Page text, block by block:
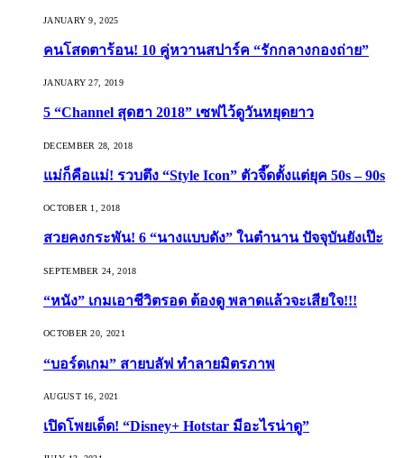
JANUARY 9, 2025
คนโสดตาร้อน! 10 คู่หวานสปาร์ค “รักกลางกองถ่าย”
JANUARY 27, 2019
5 “Channel สุดฮา 2018” เซฟไว้ดูวันหยุดยาว
DECEMBER 28, 2018
แม่ก็คือแม่! รวบตึง “Style Icon” ตัวจี๊ดตั้งแต่ยุค 50s – 90s
OCTOBER 1, 2018
สวยคงกระพัน! 6 “นางแบบดัง” ในตำนาน ปัจจุบันยังเป๊ะ
SEPTEMBER 24, 2018
“หนัง” เกมเอาชีวิตรอด ต้องดู พลาดแล้วจะเสียใจ!!!
OCTOBER 20, 2021
“บอร์ดเกม” สายบลัฟ ทำลายมิตรภาพ
AUGUST 16, 2021
เปิดโพยเด็ด! “Disney+ Hotstar มีอะไรน่าดู”